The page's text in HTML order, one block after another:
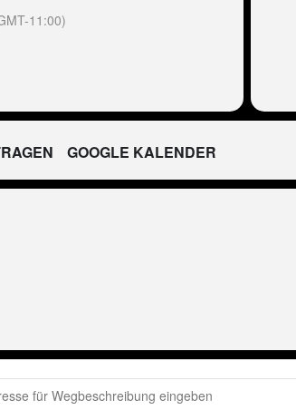
11:00)
GOOGLE KALENDER
- CH - Peter Wackel LIVE in CH-Arosa [2Y9ma2fkx]